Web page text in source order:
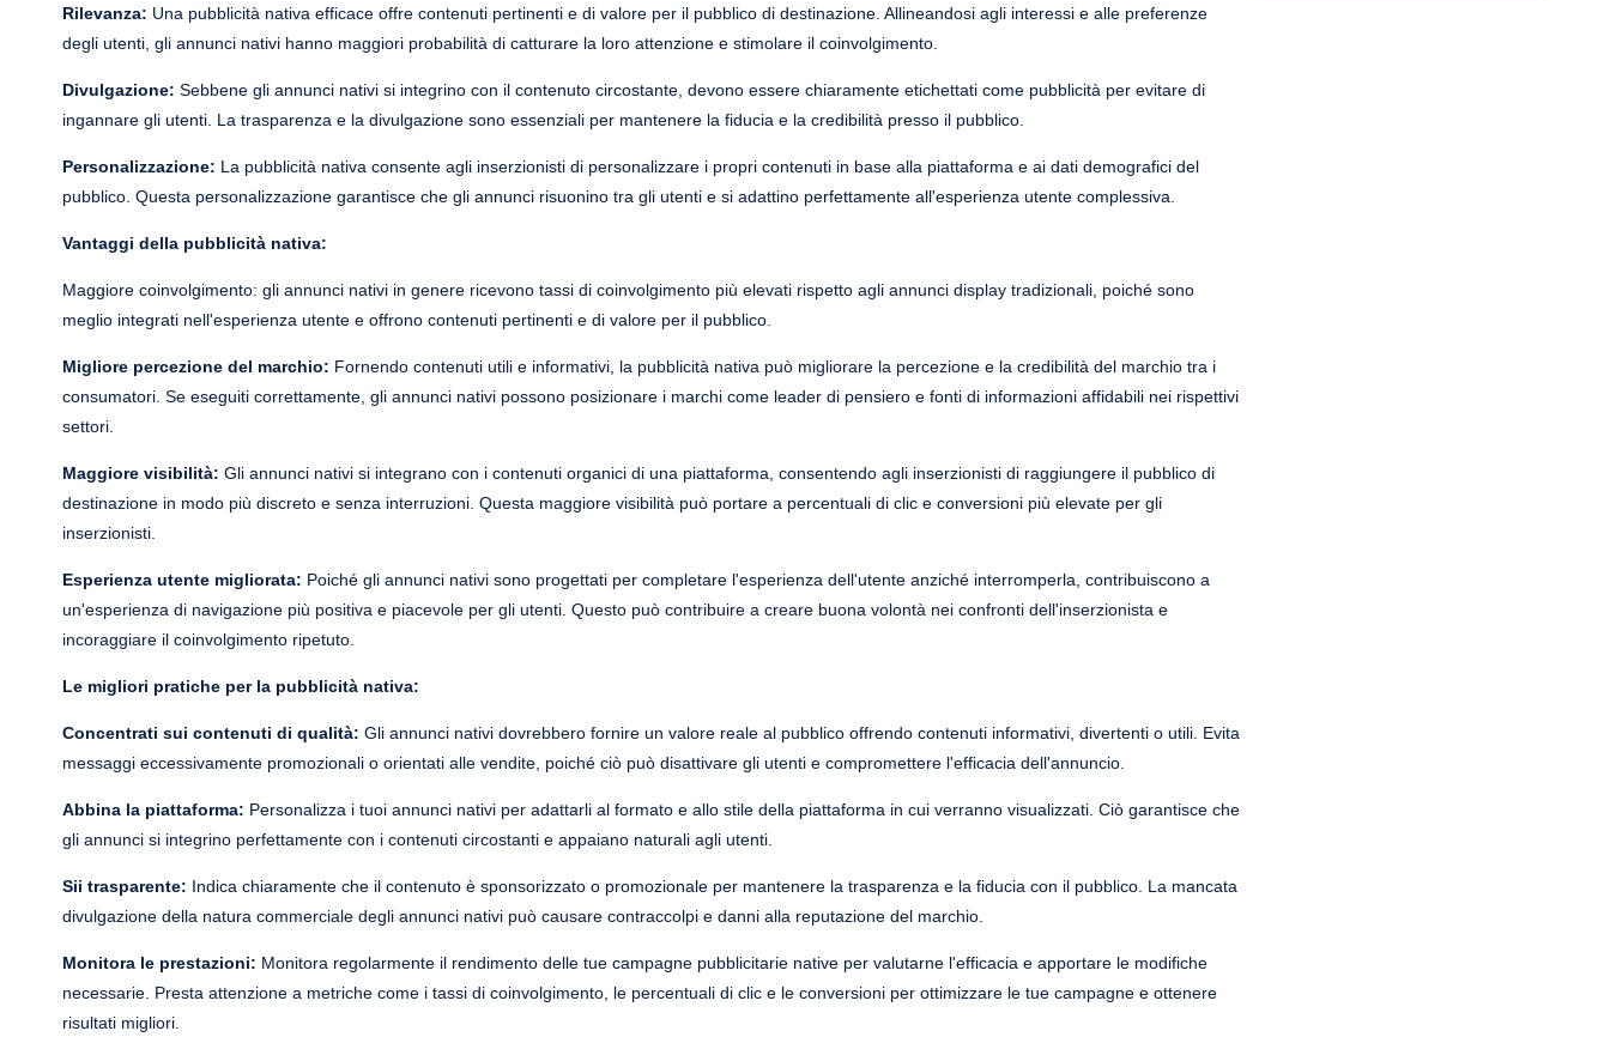
Rilevanza: Una pubblicità nativa efficace offre contenuti pertinenti e di valore per il pubblico di destinazione. Allineandosi agli interessi e alle preferenze
degli utenti, gli annunci nativi hanno maggiori probabilità di catturare la loro attenzione e stimolare il coinvolgimento.
Divulgazione: Sebbene gli annunci nativi si integrino con il contenuto circostante, devono essere chiaramente etichettati come pubblicità per evitare di
ingannare gli utenti. La trasparenza e la divulgazione sono essenziali per mantenere la fiducia e la credibilità presso il pubblico.
Personalizzazione: La pubblicità nativa consente agli inserzionisti di personalizzare i propri contenuti in base alla piattaforma e ai dati demografici del
pubblico. Questa personalizzazione garantisce che gli annunci risuonino tra gli utenti e si adattino perfettamente all'esperienza utente complessiva.
Vantaggi della pubblicità nativa:
Maggiore coinvolgimento: gli annunci nativi in genere ricevono tassi di coinvolgimento più elevati rispetto agli annunci display tradizionali, poiché sono
meglio integrati nell'esperienza utente e offrono contenuti pertinenti e di valore per il pubblico.
Migliore percezione del marchio: Fornendo contenuti utili e informativi, la pubblicità nativa può migliorare la percezione e la credibilità del marchio tra i
consumatori. Se eseguiti correttamente, gli annunci nativi possono posizionare i marchi come leader di pensiero e fonti di informazioni affidabili nei rispettivi
settori.
Maggiore visibilità: Gli annunci nativi si integrano con i contenuti organici di una piattaforma, consentendo agli inserzionisti di raggiungere il pubblico di
destinazione in modo più discreto e senza interruzioni. Questa maggiore visibilità può portare a percentuali di clic e conversioni più elevate per gli
inserzionisti.
Esperienza utente migliorata: Poiché gli annunci nativi sono progettati per completare l'esperienza dell'utente anziché interromperla, contribuiscono a
un'esperienza di navigazione più positiva e piacevole per gli utenti. Questo può contribuire a creare buona volontà nei confronti dell'inserzionista e
incoraggiare il coinvolgimento ripetuto.
Le migliori pratiche per la pubblicità nativa:
Concentrati sui contenuti di qualità: Gli annunci nativi dovrebbero fornire un valore reale al pubblico offrendo contenuti informativi, divertenti o utili. Evita
messaggi eccessivamente promozionali o orientati alle vendite, poiché ciò può disattivare gli utenti e compromettere l'efficacia dell'annuncio.
Abbina la piattaforma: Personalizza i tuoi annunci nativi per adattarli al formato e allo stile della piattaforma in cui verranno visualizzati. Ciò garantisce che
gli annunci si integrino perfettamente con i contenuti circostanti e appaiano naturali agli utenti.
Sii trasparente: Indica chiaramente che il contenuto è sponsorizzato o promozionale per mantenere la trasparenza e la fiducia con il pubblico. La mancata
divulgazione della natura commerciale degli annunci nativi può causare contraccolpi e danni alla reputazione del marchio.
Monitora le prestazioni: Monitora regolarmente il rendimento delle tue campagne pubblicitarie native per valutarne l'efficacia e apportare le modifiche
necessarie. Presta attenzione a metriche come i tassi di coinvolgimento, le percentuali di clic e le conversioni per ottimizzare le tue campagne e ottenere
risultati migliori.